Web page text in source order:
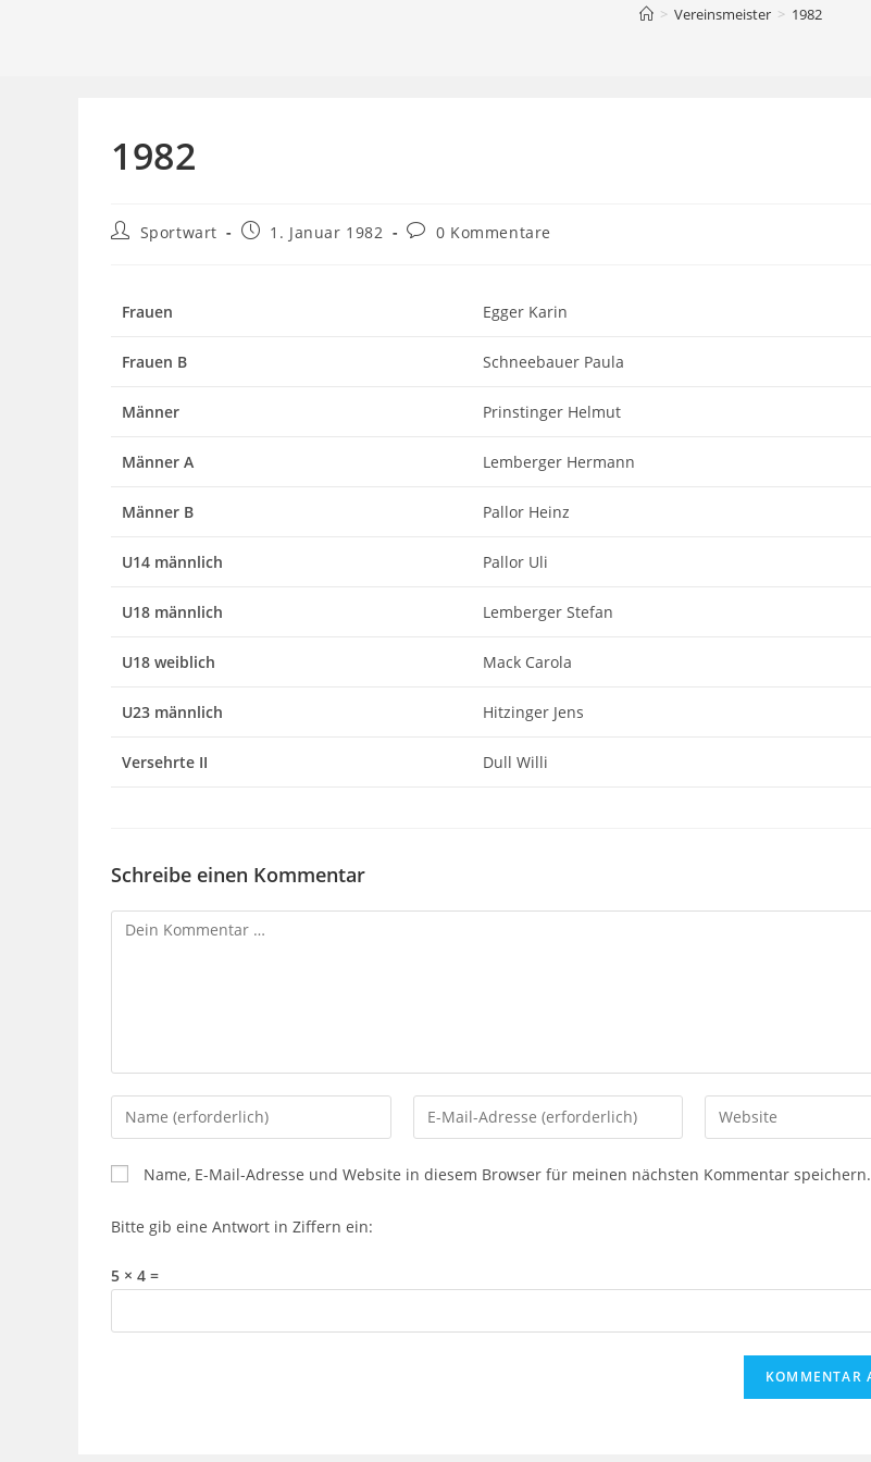
> Vereinsmeister > 1982
1982
Beitrags-
Sportwart
Beitrag1. Januar 1982
Beitrags-
0 Kommentare
Frauen Egger Karin
Frauen B Schneebauer Paula
Männer Prinstinger Helmut
Männer A Lemberger Hermann
Männer B Pallor Heinz
U14 männlich Pallor Uli
U18 männlich Lemberger Stefan
U18 weiblich Mack Carola
U23 männlich Hitzinger Jens
Versehrte II Dull Willi
Schreibe einen Kommentar
Kommentar
Gib
deinen
Namen
oder
Benutzernamen
Kommentieren
ein
Gib
deine
Gib
deine
Name, E-Mail-Adresse und Website in diesem Browser für meinen nächsten Kommentar speichern.
Bitte gib eine Antwort in Ziffern ein:
5 × 4 =